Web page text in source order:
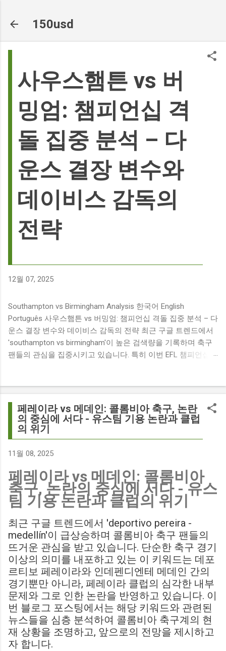
150usd
사우스햄튼 vs 버
밍엄: 챔피언십 격
돌 집중 분석 – 다
운스 결장 변수와
데이비스 감독의
전략
12월 07, 2025
Southampton vs Birmingham Analysis 한국어 English
Português 사우스햄튼 vs 버밍엄: 챔피언십 격돌 집중 분석 – 다
운스 결장 변수와 데이비스 감독의 전략 최근 구글 트렌드에서
'southampton vs birmingham'이 높은 검색량을 기록하며 축구
팬들의 관심을 집중시키고 있습니다. 특히 이번 EFL 챔피언십
다음과 같습니다. The 9 players set to miss Southampton v
Birmingham City ft £7m striker Damion Downs : 사우스햄튼과
버밍엄 시티 경기에서 총 9명의 선수가 결장할 예정이며, 특히
700만 파운드 스트라이커 데미언 다운스의 결장은 사우스햄튼
에게 큰 타격이 될 것으로 보입니다. Southampton vs
Match : 경기 당일 실시간 스코어 업데이트를 제공하는 뉴스로,
팬들의 높은 관심도를 반영합니다. Chris Davies: Birmingham
City boss says his side have to try to "be themselves" away
에서 팀 고유의 색깔을 유지하는 것이 중요하다고 강조했습니
다. ...
페레이라 vs 메데인: 콜롬비아 축구, 논란
의 중심에 서다 - 유스팀 기용 논란과 클럽
의 위기
11월 08, 2025
페레이라 vs 메데인: 콜롬비아
축구, 논란의 중심에 서다 - 유스
팀 기용 논란과 클럽의 위기
최근 구글 트렌드에서 'deportivo pereira -
medellín'이 급상승하며 콜롬비아 축구 팬들의
뜨거운 관심을 받고 있습니다. 단순한 축구 경기
이상의 의미를 내포하고 있는 이 키워드는 데포
르티보 페레이라와 인데펜디엔테 메데인 간의
경기뿐만 아니라, 페레이라 클럽의 심각한 내부
문제와 그로 인한 논란을 반영하고 있습니다. 이
번 블로그 포스팅에서는 해당 키워드와 관련된
뉴스들을 심층 분석하여 콜롬비아 축구계의 현
재 상황을 조명하고, 앞으로의 전망을 제시하고
자 합니다.